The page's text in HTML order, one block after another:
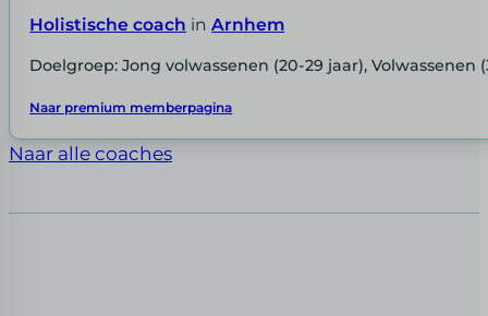
Holistische coach inArnhem
Doelgroep: Jong volwassenen (20-29 jaar), Volwassenen
Naar premium memberpagina
Naar alle coaches